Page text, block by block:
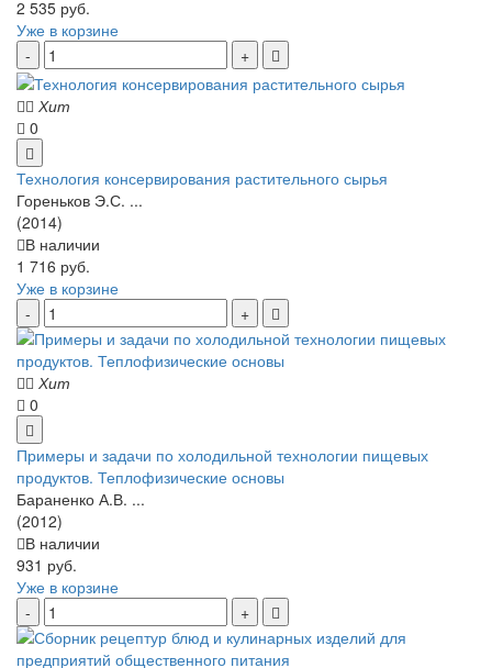
2 535 руб.
Уже в корзине
Хит
0
Технология консервирования растительного сырья
Гореньков Э.С. ...
(2014)
В наличии
1 716 руб.
Уже в корзине
Хит
0
Примеры и задачи по холодильной технологии пищевых
продуктов. Теплофизические основы
Бараненко А.В. ...
(2012)
В наличии
931 руб.
Уже в корзине